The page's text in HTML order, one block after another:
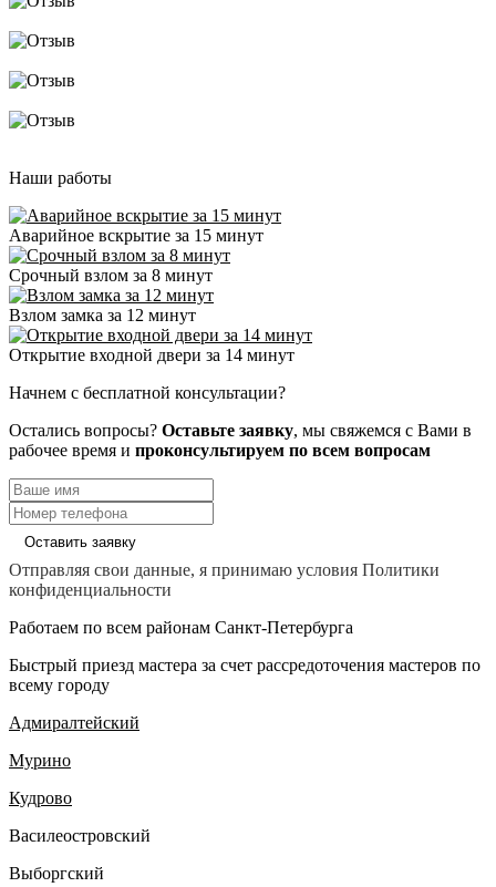
Наши работы
Аварийное вскрытие за 15 минут
Срочный взлом за 8 минут
Взлом замка за 12 минут
Открытие входной двери за 14 минут
Начнем с бесплатной консультации?
Остались вопросы? Оставьте заявку, мы свяжемся с Вами в
рабочее время и проконсультируем по всем вопросам
Оставить заявку
Отправляя свои данные, я принимаю условия Политики
конфиденциальности
Работаем по всем районам Санкт-Петербурга
Быстрый приезд мастера за счет рассредоточения мастеров по
всему городу
Адмиралтейский
Мурино
Кудрово
Василеостровский
Выборгский